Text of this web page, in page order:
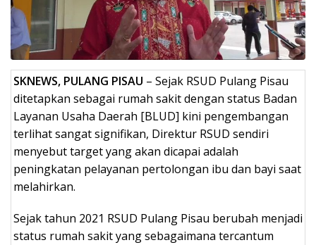
SKNEWS, PULANG PISAU – Sejak RSUD Pulang Pisau
ditetapkan sebagai rumah sakit dengan status Badan
Layanan Usaha Daerah [BLUD] kini pengembangan
terlihat sangat signifikan, Direktur RSUD sendiri
menyebut target yang akan dicapai adalah
peningkatan pelayanan pertolongan ibu dan bayi saat
melahirkan.
Sejak tahun 2021 RSUD Pulang Pisau berubah menjadi
status rumah sakit yang sebagaimana tercantum